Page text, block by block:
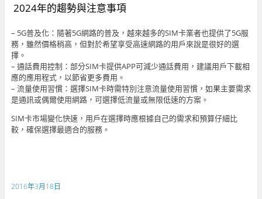
2024年的趨勢與注意事項
– 5G普及化：隨著5G網路的普及，越來越多的SIM卡業者也提供了5G服
務，雖然價格稍高，但對於希望享受高速網路的用戶來說是很好的選
擇。
– 通話費用控制：部分SIM卡提供APP可減少通話費用，建議用戶下載相
應的應用程式，以節省更多費用。
– 流量使用習慣：選擇SIM卡時需特別注意流量使用習慣，如果主要需求
是通訊或偶爾使用網路，可選擇低流量或無限低速的方案。
SIM卡市場變化快速，用戶在選擇時應根據自己的需求和預算仔細比
較，確保選擇最適合的服務。
2016年3月18日